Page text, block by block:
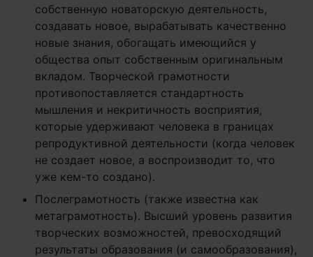
собственную новаторскую деятельность,
создавать новое, вырабатывать качественно
новые знания, обогащать имеющийся у
общества опыт собственным оригинальным
вкладом. Творческой грамотности
противопоставляется стандартность
мышления и некритичность восприятия,
которые удерживают человека в границах
репродуктивной деятельности (когда человек
не создает новое, а воспроизводит то, что
уже кем-то создано).
Послеграмотность (также известна как
метаграмотность). Высший уровень развития
творческих возможностей, превосходящий
результаты образования (и самообразования),